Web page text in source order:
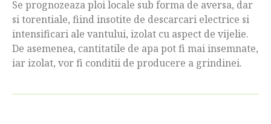
Se prognozeaza ploi locale sub forma de aversa, dar
si torentiale, fiind insotite de descarcari electrice si
intensificari ale vantului, izolat cu aspect de vijelie.
De asemenea, cantitatile de apa pot fi mai insemnate,
iar izolat, vor fi conditii de producere a grindinei.